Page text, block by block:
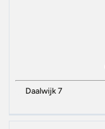
Daalwijk 7